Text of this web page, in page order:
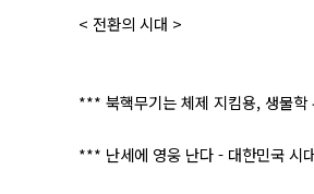
< 전환의 시대 >
*** 북핵무기는 체제 지킴용, 생물
*** 난세에 영웅 난다 - 대한민국 시